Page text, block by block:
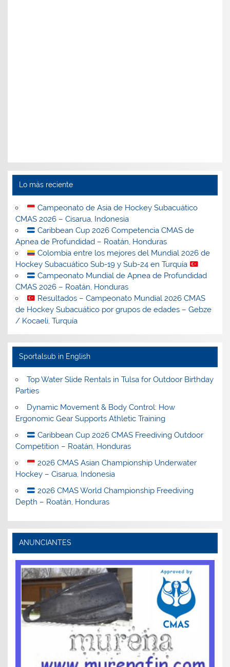
Lo más reciente
Campeonato de Asia de Hockey Subacuático
CMAS 2026 – Cisarua, Indonesia
Caribbean Cup 2026 Competencia CMAS de
Apnea de Profundidad – Roatán, Honduras
Colombia entre los mejores del Mundial 2026 de
Hockey Subacuático Sub-19 y Sub-24 en Turquía
Campeonato Mundial de Apnea de Profundidad
CMAS 2026 – Roatán, Honduras
Resultados – Campeonato Mundial 2026 CMAS
de Hockey Subacuático por grupos de edades – Gebze
/ Kocaeli, Turquía
Sportalsub in English
Top Water Slide Rentals in Tulsa for Outdoor Birthday
Parties
Dynamic Movement & Body Control: How
Ergonomic Gear Supports Athletic Training
Caribbean Cup 2026 CMAS Freediving Outdoor
Competition – Roatán, Honduras
2026 CMAS Asian Championship Underwater
Hockey – Cisarua, Indonesia
2026 CMAS World Championship Freediving
Depth – Roatán, Honduras
ANUNCIANTES